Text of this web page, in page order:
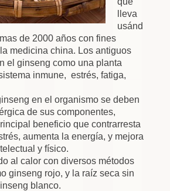
lleva
usánd
de 2000 años con fines
medicina china. Los antiguos
el ginseng como una planta
inmune, estrés, fatiga,
en el organismo se deben
de sus componentes,
beneficio que contrarresta
aumenta la energía, y mejora
y físico.
al calor con diversos métodos
ginseng rojo, y la raíz seca sin
blanco.